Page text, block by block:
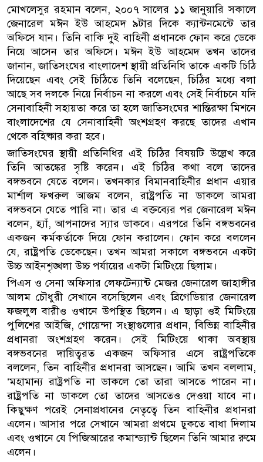
মোখলেসুর রহমান বলেন, ২০০৭ সালের ১১ জানুয়ারি সকালে
জেনারেল মঈন ইউ আহমেদ ৯টার দিকে ক্যান্টনমেন্টে তার
অফিসে যান। তিনি বাকি দুই বাহিনী প্রধানকে ফোন করে ডেকে
নিয়ে আসেন তার অফিসে। মঈন ইউ আহমেদ তখন তাদের
জানান, জাতিসংঘের বাংলাদেশ স্থায়ী প্রতিনিধি তাকে একটি চিঠি
দিয়েছেন এবং সেই চিঠিতে তিনি বলেছেন, চিঠির মধ্যে বলা
আছে সব দলকে নিয়ে নির্বাচন না করলে এবং সেই নির্বাচনে যদি
সেনাবাহিনী সহায়তা করে তা হলে জাতিসংঘের শান্তিরক্ষা মিশনে
বাংলাদেশের যে সেনাবাহিনী অংশগ্রহণ করছে তাদের এখান
থেকে বহিষ্কার করা হবে।
জাতিসংঘের স্থায়ী প্রতিনিধির এই চিঠির বিষয়টি উল্লেখ করে
তিনি আতঙ্কের সৃষ্টি করেন। এই চিঠির কথা বলে তাদের
বঙ্গভবনে যেতে বলেন। তখনকার বিমানবাহিনীর প্রধান এয়ার
মার্শাল ফখরুল আজম বলেন, রাষ্ট্রপতি না ডাকলে আমরা
বঙ্গভবনে যেতে পারি না। তার এ বক্তব্যের পর জেনারেল মঈন
বলেন, হ্যাঁ, আপনাদের স্যার ডাকবে। এরপরে তিনি বঙ্গভবনের
একজন কর্মকর্তাকে দিয়ে ফোন করালেন। ফোন করে বললেন
যে, রাষ্ট্রপতি ডেকেছেন। তখন আমরা সকালে বঙ্গভবনে একটা
উচ্চ আইনশৃঙ্খলা উচ্চ পর্যায়ের একটা মিটিংয়ে ছিলাম।
পিএস ও সেনা অফিসার লেফটেন্যান্ট মেজর জেনারেল জাহাঙ্গীর
আলম চৌধুরী সেখানে বসেছিলেন এবং ব্রিগেডিয়ার জেনারেল
ফজলুল বারীও ওখানে উপস্থিত ছিলেন। এ ছাড়া ওই মিটিংয়ে
পুলিশের আইজি, গোয়েন্দা সংস্থাগুলোর প্রধান, বিভিন্ন বাহিনীর
প্রধানরা অংশগ্রহণ করেন। সেই মিটিংয়ে থাকা অবস্থায়
বঙ্গভবনের দায়িত্বরত একজন অফিসার এসে রাষ্ট্রপতিকে
বললেন, তিন বাহিনীর প্রধানরা আসছেন। আমি তখন বললাম,
‘মহামান্য রাষ্ট্রপতি না ডাকলে তো তারা আসতে পারেন না।
রাষ্ট্রপতি না ডাকলে তো তাদের আসতেও দেওয়া যাবে না।
কিছুক্ষণ পরেই সেনাপ্রধানের নেতৃত্বে তিন বাহিনীর প্রধানরা
এলেন। আসার পরে সেখানে আমরা প্রথমে ঢুকতে বাধা দিলাম
এবং ওখানে যে পিজিআরের কমান্ড্যান্ট ছিলেন তিনি আমার রুমে
এলেন।